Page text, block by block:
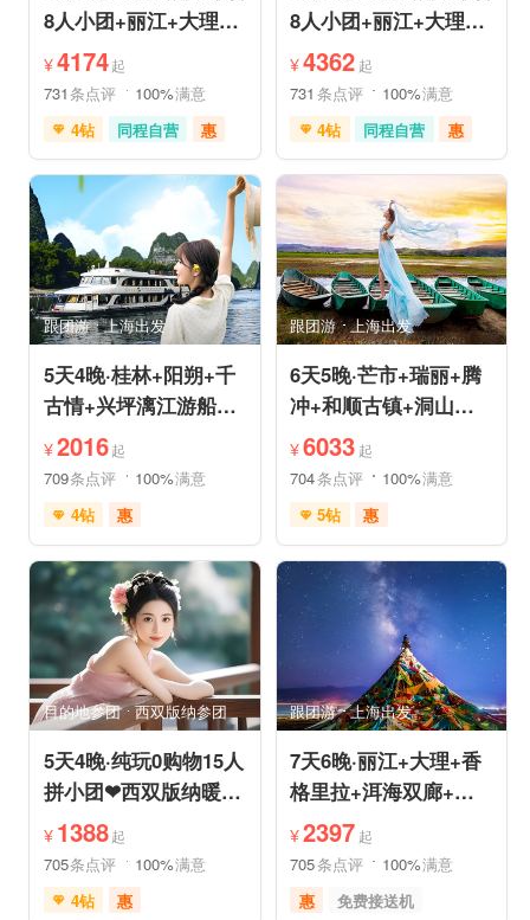
8人小团+丽江+大理
+泸沽湖+玉龙雪山+洱
¥4174起
731条点评 100%满意
4钻
同程自营
惠
充足自由时间
免费接送机
家庭游
品质游
休闲游
环游洱海
跟团游 上海出发
5天4晚·桂林+阳朔+千
古情+兴坪漓江游船
+古东森林瀑布+十里
画廊
¥2016起
709条点评 100%满意
4钻
惠
免费接送机
世界遗产
雪山之旅
森林草原
行车时长短
祈福之旅
赏花之旅
目的地参团 西双版纳参团
5天4晚·纯玩0购物15人
拼小团❤西双版纳暖冬
爆品❤品牌温德姆·亲
子游
¥ 1388起
705条点评 100%满意
4钻
惠
8人小团+丽江+大理
+香格里拉+虎跳峡+洱
¥4362 起
731 条点评 100%满意
4钻
同程自营
惠
赠送旅拍
充足自由时间
免费接送机
家庭游
品质游
环游洱海
自然山水
跟团游 上海出发
6天5晚·芒市+瑞丽+腾
冲+和顺古镇+洞山温
泉+中缅姐告国门跟团
游
¥6033 起
704条点评 100%满意
5钻
惠
充足自由时间
免费接送机
休闲游
祈福之旅
赏花之旅
跟团游 上海出发
7天6晚·丽江+大理+香
格里拉+洱海双廊+虎
跳峡跟团游
¥2397 起
705条点评 100%满意
惠
免费接送机